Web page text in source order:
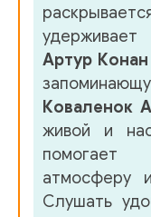
Артур Конан
Коваленок
живой и
помогает
атмосферу
Слушать